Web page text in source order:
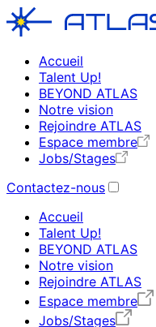
Accueil
Talent Up!
BEYOND ATLAS
Notre vision
Rejoindre ATLAS
Espace membre
Jobs/Stages
Contactez-nous
Accueil
Talent Up!
BEYOND ATLAS
Notre vision
Rejoindre ATLAS
Espace membre
Jobs/Stages